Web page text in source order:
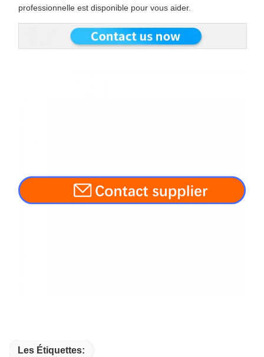
professionnelle est disponible pour vous aider.
Les Étiquettes: